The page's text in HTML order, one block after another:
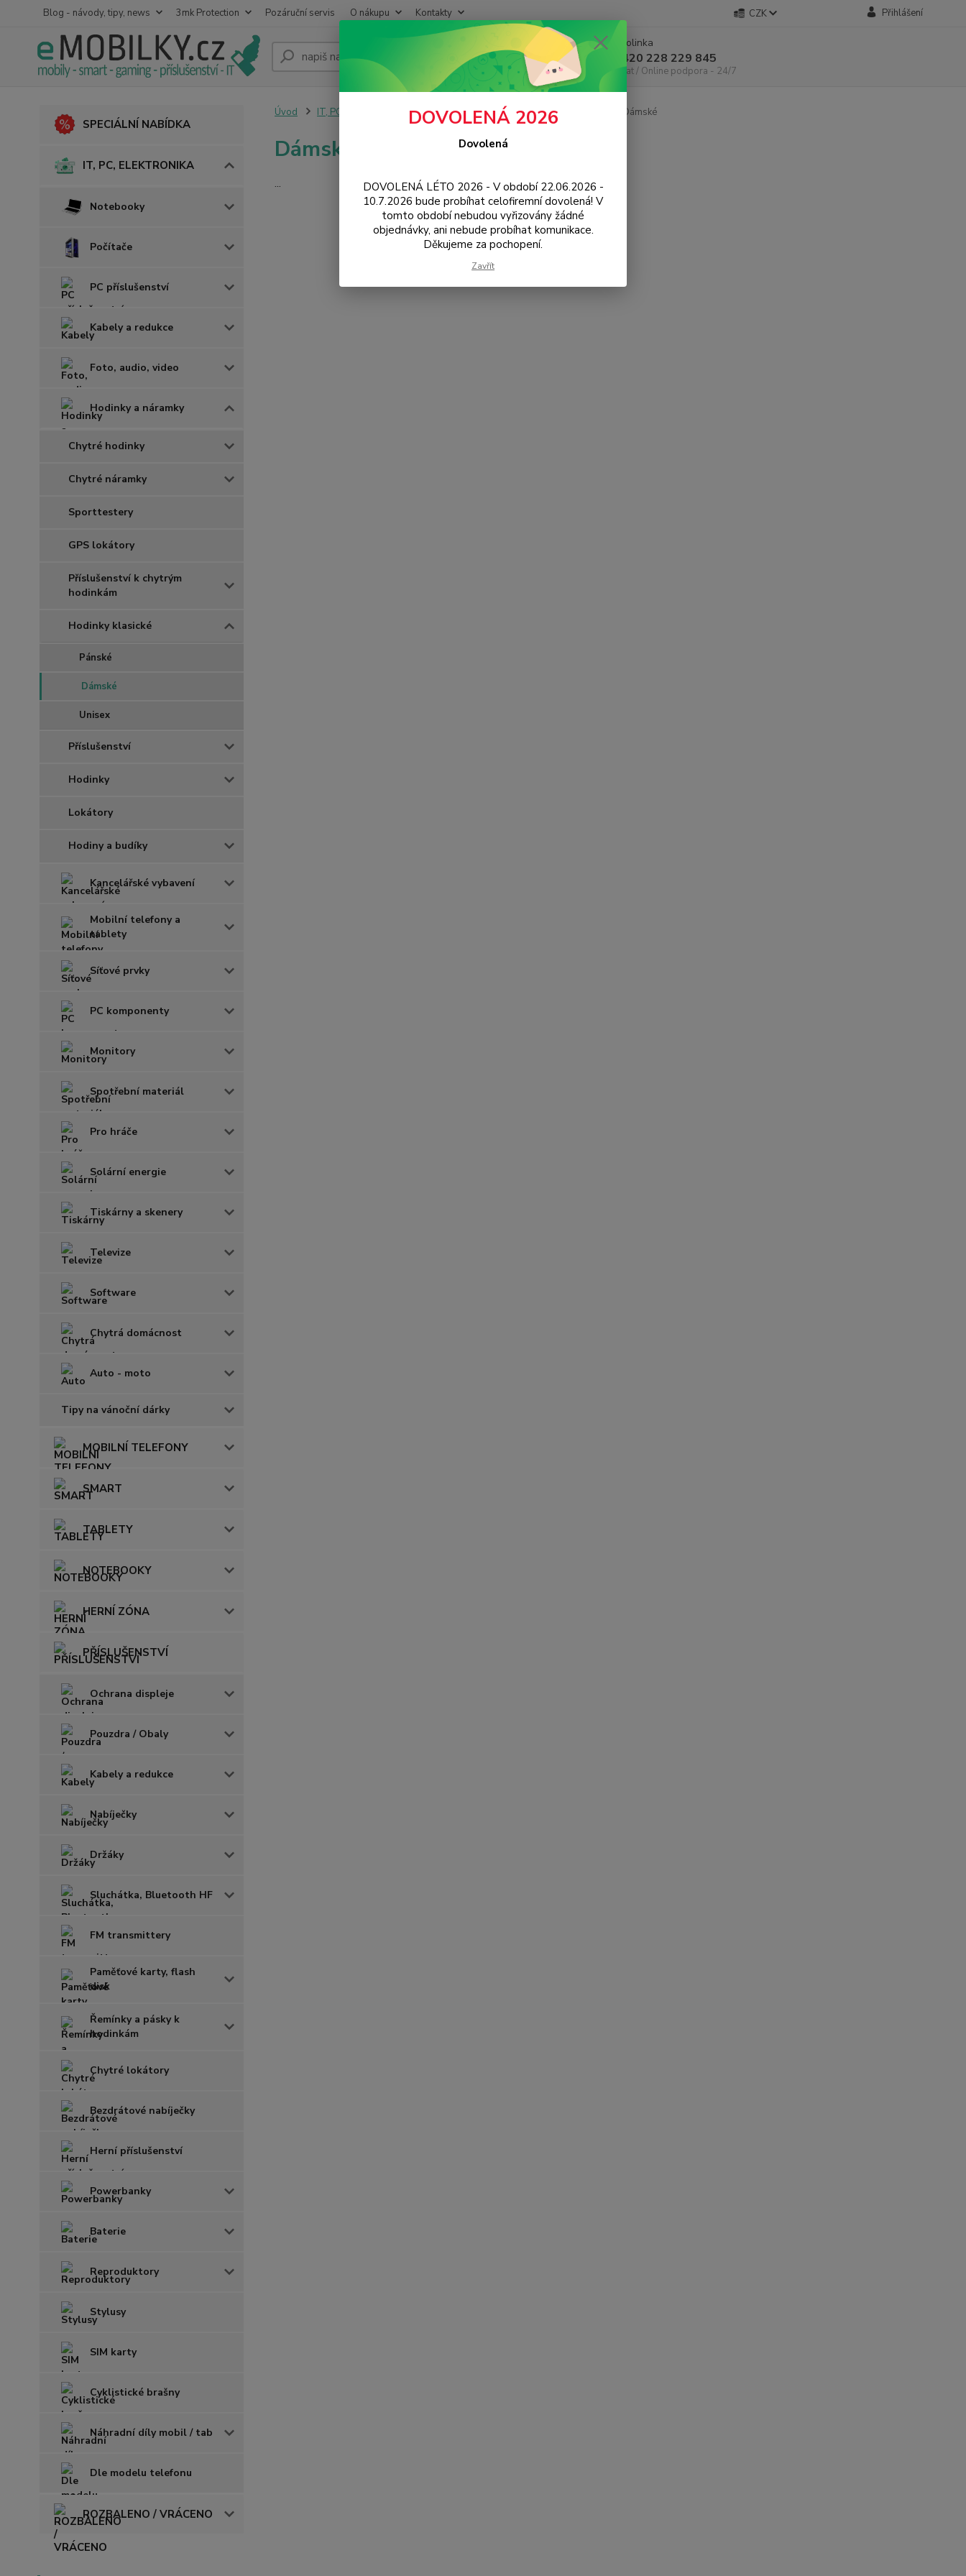
Blog - návody, tipy, news 3mk Protection Pozáruční servis O nákupu Kontakty CZK Přihlášení
Hledat
Infolinka
+420 228 229 845
Chat / Online podpora - 24/7
SPECIÁLNÍ NABÍDKA
IT, PC, ELEKTRONIKA
Notebooky
Počítače
PC příslušenství
Kabely a redukce
Foto, audio, video
Hodinky a náramky
Chytré hodinky
Chytré náramky
Sporttestery
GPS lokátory
Příslušenství k chytrým
hodinkám
Hodinky klasické
Pánské
Dámské
Unisex
Příslušenství
Hodinky
Lokátory
Hodiny a budíky
Kancelářské vybavení
Mobilní telefony a
tablety
Síťové prvky
PC komponenty
Monitory
Spotřební materiál
Pro hráče
Solární energie
Tiskárny a skenery
Televize
Software
Chytrá domácnost
Auto - moto
Tipy na vánoční dárky
MOBILNÍ TELEFONY
SMART
TABLETY
NOTEBOOKY
HERNÍ ZÓNA
PŘÍSLUŠENSTVÍ
Ochrana displeje
Pouzdra / Obaly
Kabely a redukce
Nabíječky
Držáky
Sluchátka, Bluetooth HF
FM transmittery
Paměťové karty, flash
disk
Řemínky a pásky k
hodinkám
Chytré lokátory
Bezdrátové nabíječky
Herní příslušenství
Powerbanky
Baterie
Reproduktory
Stylusy
SIM karty
Cyklistické brašny
Náhradní díly mobil / tab
Dle modelu telefonu
ROZBALENO / VRÁCENO
Úvod IT, PC, ELEKTRONIKA Hodinky a náramky Hodinky klasické Dámské
Dámské
...
DOVOLENÁ 2026
Dovolená
DOVOLENÁ LÉTO 2026 - V období 22.06.2026 -
10.7.2026 bude probíhat celofiremní dovolená! V
tomto období nebudou vyřizovány žádné
objednávky, ani nebude probíhat komunikace.
Děkujeme za pochopení.
Zavřít